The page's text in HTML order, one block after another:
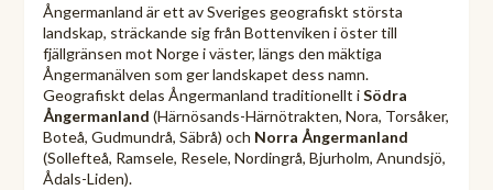
Ångermanland är ett av Sveriges geografiskt största
landskap, sträckande sig från Bottenviken i öster till
fjällgränsen mot Norge i väster, längs den mäktiga
Ångermanälven som ger landskapet dess namn.
Geografiskt delas Ångermanland traditionellt iSödra
Ångermanland (Härnösands-Härnötrakten, Nora, Torsåker,
Boteå, Gudmundrå, Säbrå) och Norra Ångermanland
(Sollefteå, Ramsele, Resele, Nordingrå, Bjurholm, Anundsjö,
Ådals-Liden).